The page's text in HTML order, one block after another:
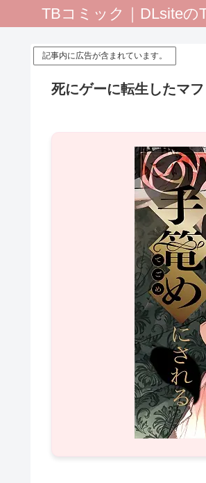
TBコミック｜DLsiteの
記事内に広告が含まれています。
死にゲーに転生したマ